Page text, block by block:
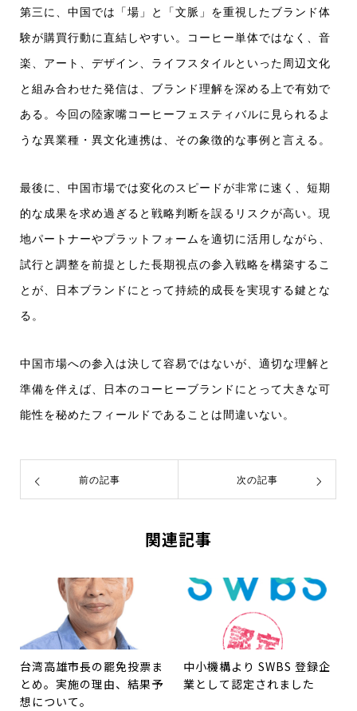
第三に、中国では「場」と「文脈」を重視したブランド体
験が購買行動に直結しやすい。コーヒー単体ではなく、音
楽、アート、デザイン、ライフスタイルといった周辺文化
と組み合わせた発信は、ブランド理解を深める上で有効で
ある。今回の陸家嘴コーヒーフェスティバルに見られるよ
うな異業種・異文化連携は、その象徴的な事例と言える。
最後に、中国市場では変化のスピードが非常に速く、短期
的な成果を求め過ぎると戦略判断を誤るリスクが高い。現
地パートナーやプラットフォームを適切に活用しながら、
試行と調整を前提とした長期視点の参入戦略を構築するこ
とが、日本ブランドにとって持続的成長を実現する鍵とな
る。
中国市場への参入は決して容易ではないが、適切な理解と
準備を伴えば、日本のコーヒーブランドにとって大きな可
能性を秘めたフィールドであることは間違いない。
前の記事 次の記事
関連記事
台湾高雄市長の罷免投票ま
とめ。実施の理由、結果予
想について。
中小機構より SWBS 登録企
業として認定されました